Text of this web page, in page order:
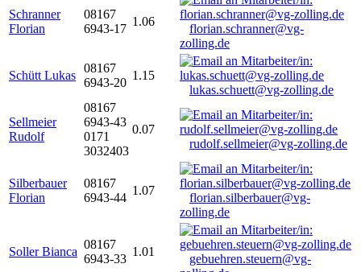
Schranner
Florian
08167
6943-17
1.06
florian.schranner@vg-
zolling.de
Schütt Lukas
08167
6943-20
1.15
lukas.schuett@vg-zolling.de
Sellmeier
Rudolf
08167
6943-43
0171
3032403
0.07
rudolf.sellmeier@vg-zolling.de
Silberbauer
Florian
08167
6943-44
1.07
florian.silberbauer@vg-
zolling.de
Soller Bianca
08167
6943-33
1.01
gebuehren.steuern@vg-